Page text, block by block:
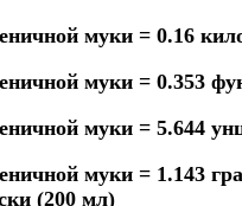
муки = 0.16
муки = 0.353
муки = 5.644
муки = 1.143
(200 мл)